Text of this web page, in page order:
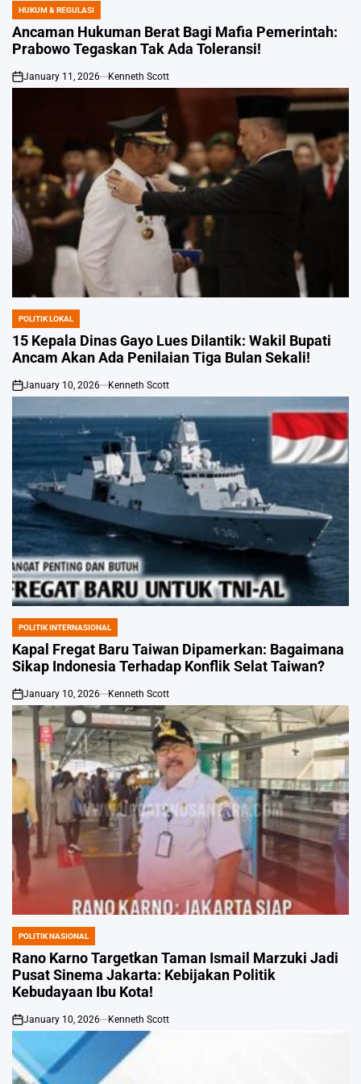
POSTED
IN
HUKUM & REGULASI
Ancaman Hukuman Berat Bagi Mafia Pemerintah:
Prabowo Tegaskan Tak Ada Toleransi!
on
January 11, 2026 Kenneth Scott
POSTED
IN
POLITIK LOKAL
15 Kepala Dinas Gayo Lues Dilantik: Wakil Bupati
Ancam Akan Ada Penilaian Tiga Bulan Sekali!
on
January 10, 2026 Kenneth Scott
POSTED
IN
POLITIK INTERNASIONAL
Kapal Fregat Baru Taiwan Dipamerkan: Bagaimana
Sikap Indonesia Terhadap Konflik Selat Taiwan?
on
January 10, 2026 Kenneth Scott
POSTED
IN
POLITIK NASIONAL
Rano Karno Targetkan Taman Ismail Marzuki Jadi
Pusat Sinema Jakarta: Kebijakan Politik
Kebudayaan Ibu Kota!
on
January 10, 2026 Kenneth Scott